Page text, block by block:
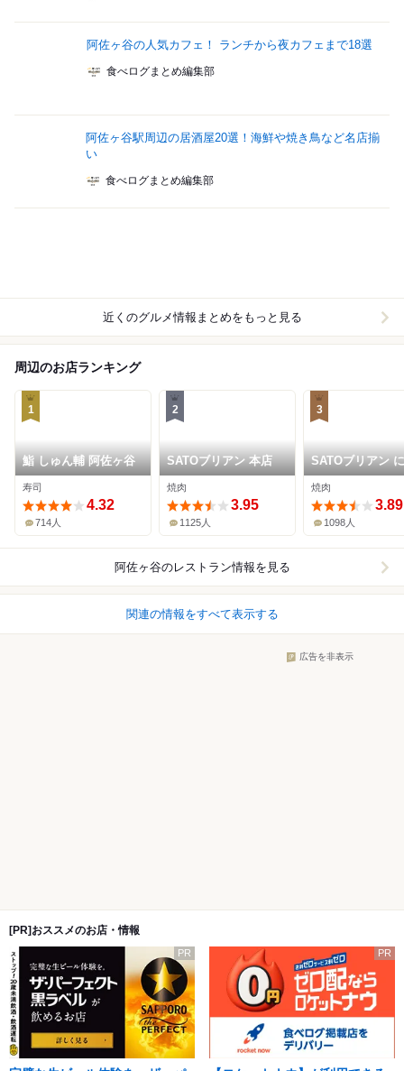
阿佐ヶ谷の人気カフェ！ ランチから夜カフェまで18選
食べログまとめ編集部
阿佐ヶ谷駅周辺の居酒屋20選！海鮮や焼き鳥など名店揃
い
食べログまとめ編集部
近くのグルメ情報まとめをもっと見る
周辺のお店ランキング
1
鮨 しゅん輔 阿佐ヶ谷
寿司
4.32
714人
2
SATOブリアン 本店
焼肉
3.95
1125人
3
SATOブリアン
焼肉
3.89
1098人
阿佐ヶ谷のレストラン情報を見る
関連の情報をすべて表示する
広告を非表示
[PR]おススメのお店・情報
PR PR